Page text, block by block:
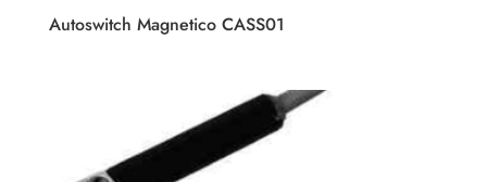
Autoswitch Magnetico CASS01